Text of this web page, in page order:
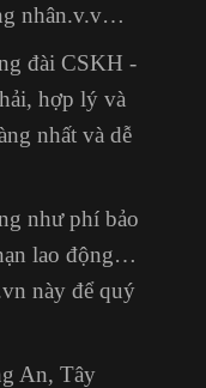
nhân.v.v…
đài CSKH -
hợp lý và
nhất và dễ
như phí bảo
lao động…
này để quý
An, Tây